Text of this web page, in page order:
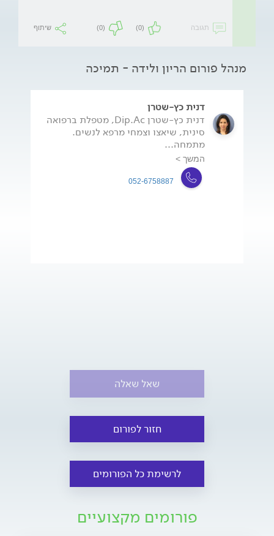
תגובה (0)
(0) שיתוף
מנהל פורום הריון ולידה - תמיכה
דנית כץ-שטרן
דנית כץ-שטרן Dip.Ac, מטפלת ברפואה
סינית, שיאצו וצמחי מרפא לנשים.
מתמחה...
המשך >
052-6758887
שאל שאלה
חזור לפורום
לרשימת כל הפורומים
פורומים מקצועיים